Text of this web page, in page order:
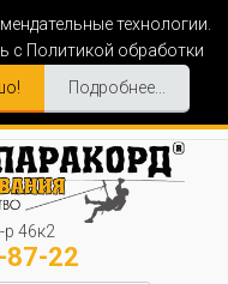
технологии.
с Политикой обработки
Подробнее...
46к2
22